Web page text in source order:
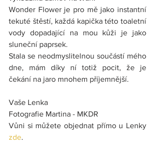
Wonder Flower je pro mě jako instantní
tekuté štěstí, každá kapička této toaletní
vody dopadající na mou kůži je jako
sluneční paprsek.
Stala se neodmyslitelnou součástí mého
dne, mám díky ní totiž pocit, že je
čekání na jaro mnohem příjemnější.
Vaše Lenka
Fotografie Martina - MKDR
zde.